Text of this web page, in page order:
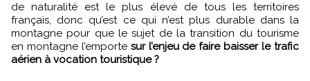
de naturalité est le plus élevé de tous les territoires
français, donc qu’est ce qui n’est plus durable dans la
montagne pour que le sujet de la transition du tourisme
en montagne l’emporte sur l’enjeu de faire baisser le trafic
aérien à vocation touristique ?